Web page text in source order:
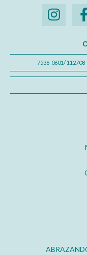
7536-0601/